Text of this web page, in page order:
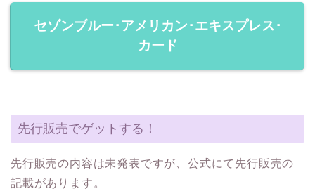
セゾンブルー･アメリカン･エキスプレス･
カード
先行販売でゲットする！
先行販売の内容は未発表ですが、公式にて先行販売の
記載があります。